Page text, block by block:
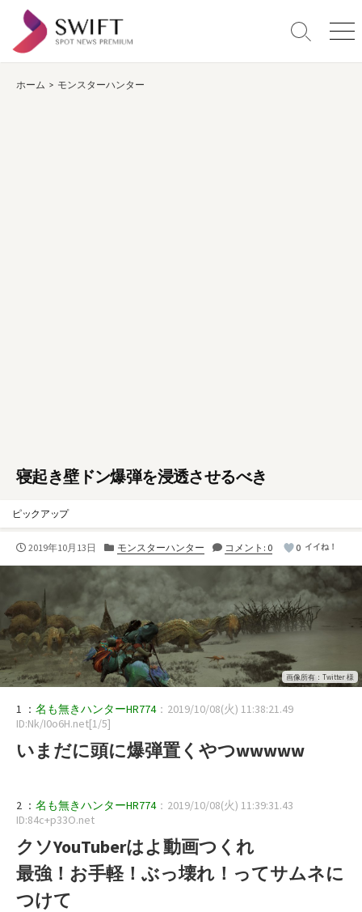
テ
検
メ
ホーム > モンスターハンター
寝起き壁ドン爆弾を浸透させるべき
ピックアップ
公
2019年10月13日
カ
モンスターハンター コメント: 0 0 イイね！
画像所有：Twitter 様
1 ： 名も無きハンターHR774：2019/10/08(火) 11:38:21.49
ID:Nk/I0o6H.net[1/5]
いまだに頭に爆弾置くやつwwwww
2 ： 名も無きハンターHR774：2019/10/08(火) 11:39:31.43
ID:84c+p33O.net
クソYouTuberはよ動画つくれ
最強！お手軽！ぶっ壊れ！ってサムネに
つけて